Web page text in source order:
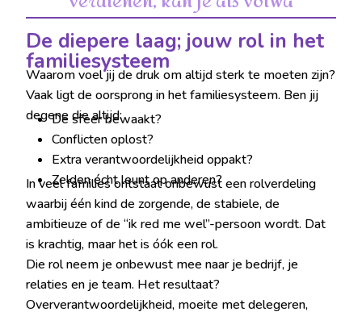
De diepere laag; jouw rol in het
familiesysteem
Waarom voel jij de druk om altijd sterk te moeten zijn?
Vaak ligt de oorsprong in het familiesysteem. Ben jij
degene die altijd:
De sfeer bewaakt?
Conflicten oplost?
Extra verantwoordelijkheid oppakt?
Zelden écht leunt op anderen?
In veel families ontstaat onbewust een rolverdeling
waarbij één kind de zorgende, de stabiele, de
ambitieuze of de “ik red me wel”-persoon wordt. Dat
is krachtig, maar het is óók een rol.
Die rol neem je onbewust mee naar je bedrijf, je
relaties en je team. Het resultaat?
Oververantwoordelijkheid, moeite met delegeren,